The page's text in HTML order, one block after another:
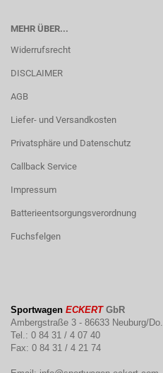
MEHR ÜBER...
Widerrufsrecht
DISCLAIMER
AGB
Liefer- und Versandkosten
Privatsphäre und Datenschutz
Callback Service
Impressum
Batterieentsorgungsverordnung
Fuchsfelgen
Sportwagen ECKERTGbR
Ambergstraße 3 - 86633 Neuburg/Do.
Tel.: 0 84 31 / 4 07 40
Fax: 0 84 31 / 4 21 74